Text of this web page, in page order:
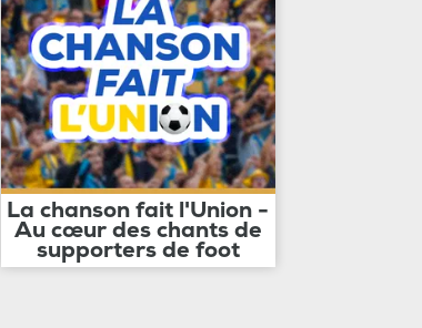
La chanson fait l'Union -
Au cœur des chants de
supporters de foot